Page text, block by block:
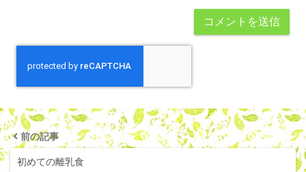
前の記事
初めての離乳食